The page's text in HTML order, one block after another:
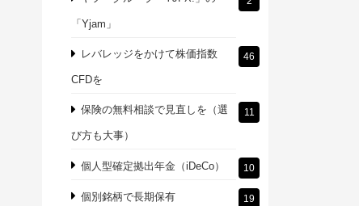
「Yjam」
レバレッジをかけて株価指数
CFDを
46
保険の無料相談で見直しを（選
び方も大事）
11
個人型確定拠出年金（iDeCo） 10
個別銘柄で長期保有 19